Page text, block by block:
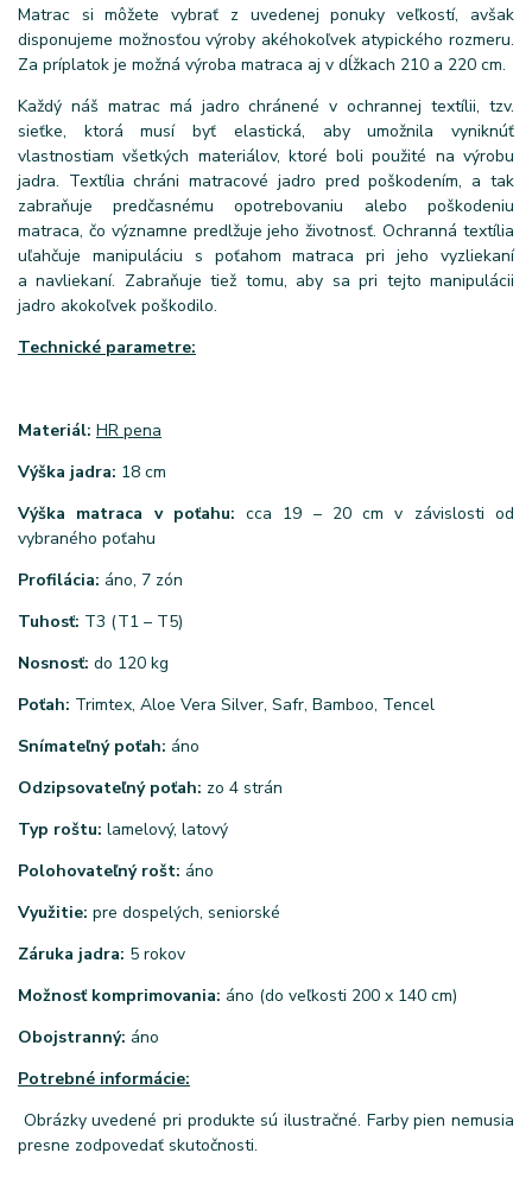
Matrac si môžete vybrať z uvedenej ponuky veľkostí, avšak
disponujeme možnosťou výroby akéhokoľvek atypického rozmeru.
Za príplatok je možná výroba matraca aj v dĺžkach 210 a 220 cm.
Každý náš matrac má jadro chránené v ochrannej textílii, tzv.
sieťke, ktorá musí byť elastická, aby umožnila vyniknúť
vlastnostiam všetkých materiálov, ktoré boli použité na výrobu
jadra. Textília chráni matracové jadro pred poškodením, a tak
zabraňuje predčasnému opotrebovaniu alebo poškodeniu
matraca, čo významne predlžuje jeho životnosť. Ochranná textília
uľahčuje manipuláciu s poťahom matraca pri jeho vyzliekaní
a navliekaní. Zabraňuje tiež tomu, aby sa pri tejto manipulácii
jadro akokoľvek poškodilo.
Technické parametre:
Materiál: HR pena
Výška jadra: 18 cm
Výška matraca v poťahu: cca 19 – 20 cm v závislosti od
vybraného poťahu
Profilácia: áno, 7 zón
Tuhosť: T3 (T1 – T5)
Nosnosť: do 120 kg
Poťah: Trimtex, Aloe Vera Silver, Safr, Bamboo, Tencel
Snímateľný poťah: áno
Odzipsovateľný poťah: zo 4 strán
Typ roštu: lamelový, latový
Polohovateľný rošt: áno
Využitie: pre dospelých, seniorské
Záruka jadra: 5 rokov
Možnosť komprimovania: áno (do veľkosti 200 x 140 cm)
Obojstranný: áno
Potrebné informácie:
Obrázky uvedené pri produkte sú ilustračné. Farby pien nemusia
presne zodpovedať skutočnosti.